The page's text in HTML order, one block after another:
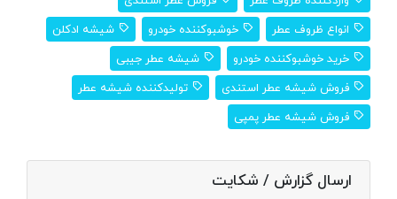
انواع ظروف عطر
خوشبوکننده خودرو
شیشه ادکلن
خرید خوشبوکننده خودرو
شیشه عطر جیبی
فروش شیشه عطر استندی
تولیدکننده شیشه عطر
فروش شیشه عطر پمپی
ارسال گزارش / شکایت